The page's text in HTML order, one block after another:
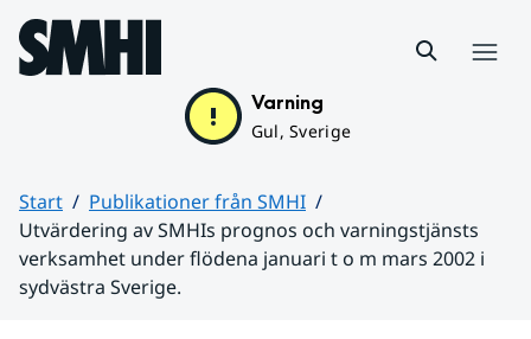
Hoppa till sidans innehåll
Varning
Gul, Sverige
Start
Publikationer från SMHI
Utvärdering av SMHIs prognos och varningstjänsts
verksamhet under flödena januari t o m mars 2002 i
sydvästra Sverige.